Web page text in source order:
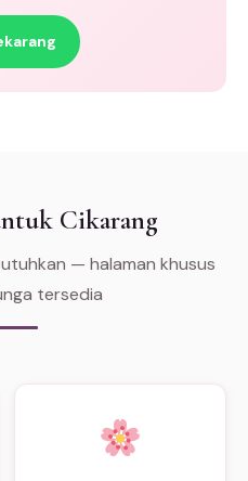
Cikarang
— halaman khusus
tersedia